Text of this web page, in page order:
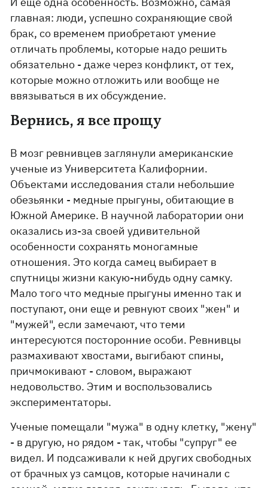
главная: люди, успешно сохраняющие свой
брак, со временем приобретают умение
отличать проблемы, которые надо решить
обязательно - даже через конфликт, от тех,
которые можно отложить или вообще не
ввязываться в их обсуждение.
Вернись, я все прощу
В мозг ревнивцев заглянули американские
ученые из Университета Калифорнии.
Объектами исследования стали небольшие
обезьянки - медные прыгуны, обитающие в
Южной Америке. В научной лаборатории они
оказались из-за своей удивительной
особенности сохранять моногамные
отношения. Это когда самец выбирает в
спутницы жизни какую-нибудь одну самку.
Мало того что медные прыгуны именно так и
поступают, они еще и ревнуют своих "жен" и
"мужей", если замечают, что теми
интересуются посторонние особи. Ревнивцы
размахивают хвостами, выгибают спины,
причмокивают - словом, выражают
недовольство. Этим и воспользовались
экспериментаторы.
Ученые помещали "мужа" в одну клетку, "жену"
- в другую, но рядом - так, чтобы "супруг" ее
видел. И подсаживали к ней других свободных
от брачных уз самцов, которые начинали с